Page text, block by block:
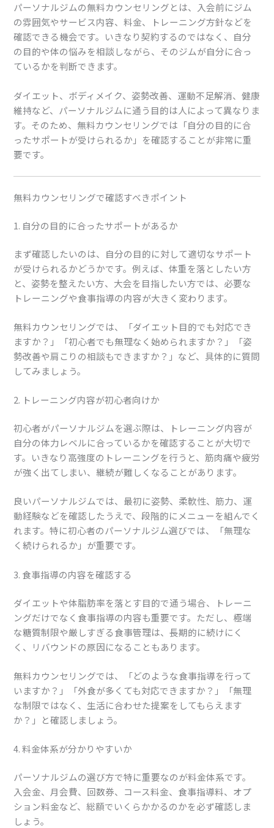
パーソナルジムの無料カウンセリングとは、入会前にジム
の雰囲気やサービス内容、料金、トレーニング方針などを
確認できる機会です。いきなり契約するのではなく、自分
の目的や体の悩みを相談しながら、そのジムが自分に合っ
ているかを判断できます。
ダイエット、ボディメイク、姿勢改善、運動不足解消、健康
維持など、パーソナルジムに通う目的は人によって異なりま
す。そのため、無料カウンセリングでは「自分の目的に合
ったサポートが受けられるか」を確認することが非常に重
要です。
無料カウンセリングで確認すべきポイント
1. 自分の目的に合ったサポートがあるか
まず確認したいのは、自分の目的に対して適切なサポート
が受けられるかどうかです。例えば、体重を落としたい方
と、姿勢を整えたい方、大会を目指したい方では、必要な
トレーニングや食事指導の内容が大きく変わります。
無料カウンセリングでは、「ダイエット目的でも対応でき
ますか？」「初心者でも無理なく始められますか？」「姿
勢改善や肩こりの相談もできますか？」など、具体的に質問
してみましょう。
2. トレーニング内容が初心者向けか
初心者がパーソナルジムを選ぶ際は、トレーニング内容が
自分の体力レベルに合っているかを確認することが大切で
す。いきなり高強度のトレーニングを行うと、筋肉痛や疲労
が強く出てしまい、継続が難しくなることがあります。
良いパーソナルジムでは、最初に姿勢、柔軟性、筋力、運
動経験などを確認したうえで、段階的にメニューを組んでく
れます。特に初心者のパーソナルジム選びでは、「無理な
く続けられるか」が重要です。
3. 食事指導の内容を確認する
ダイエットや体脂肪率を落とす目的で通う場合、トレーニ
ングだけでなく食事指導の内容も重要です。ただし、極端
な糖質制限や厳しすぎる食事管理は、長期的に続けにく
く、リバウンドの原因になることもあります。
無料カウンセリングでは、「どのような食事指導を行って
いますか？」「外食が多くても対応できますか？」「無理
な制限ではなく、生活に合わせた提案をしてもらえます
か？」と確認しましょう。
4. 料金体系が分かりやすいか
パーソナルジムの選び方で特に重要なのが料金体系です。
入会金、月会費、回数券、コース料金、食事指導料、オプ
ション料金など、総額でいくらかかるのかを必ず確認しま
しょう。